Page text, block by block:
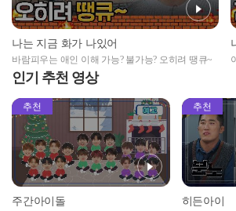
나는 지금 화가 나있어
바람피우는 애인 이해 가능? 불가능? 오히려 땡큐~
인기 추천 영상
추천
주간아이돌
추천
히든아이